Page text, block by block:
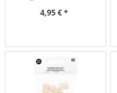
4,95 € *